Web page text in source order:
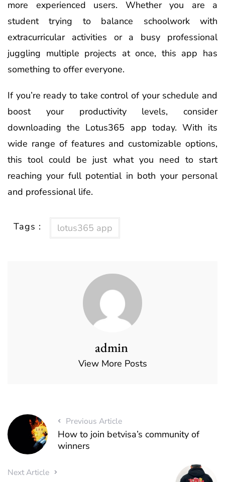
more experienced users. Whether you are a
student trying to balance schoolwork with
extracurricular activities or a busy professional
juggling multiple projects at once, this app has
something to offer everyone.
If you’re ready to take control of your schedule and
boost your productivity levels, consider
downloading the Lotus365 app today. With its
wide range of features and customizable options,
this tool could be just what you need to start
reaching your full potential in both your personal
and professional life.
Tags : lotus365 app
admin
View More Posts
Previous Article
How to join betvisa’s community of
winners
Next Article